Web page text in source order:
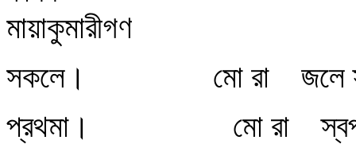
মায়াকুমারীগণ
সকলে। মো রা জলে স্থলে
প্রথমা। মো রা স্বপন